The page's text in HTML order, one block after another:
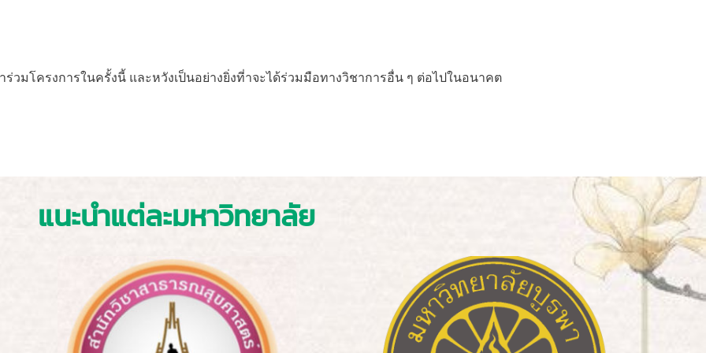
ร่วมโครงการในครั้งนี้ และหวังเป็นอย่างยิ่งที่าจะได้ร่วมมือทางวิชาการอื่น ๆ ต่อไปในอนาคต
แนะนำแต่ละมหาวิทยาลัย